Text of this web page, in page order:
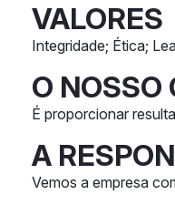
VALORES
Integridade; Ética;
O NOSSO
É proporcionar
A
Vemos a empresa